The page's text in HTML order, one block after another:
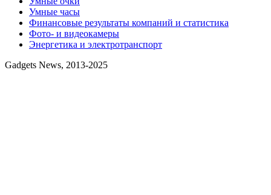
Умные часы
Финансовые результаты компаний и статистика
Фото- и видеокамеры
Энергетика и электротранспорт
Gadgets News, 2013-2025